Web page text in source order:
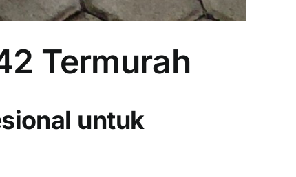
Termurah
untuk